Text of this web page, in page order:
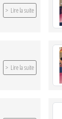
Lire la suite
Lire la suite